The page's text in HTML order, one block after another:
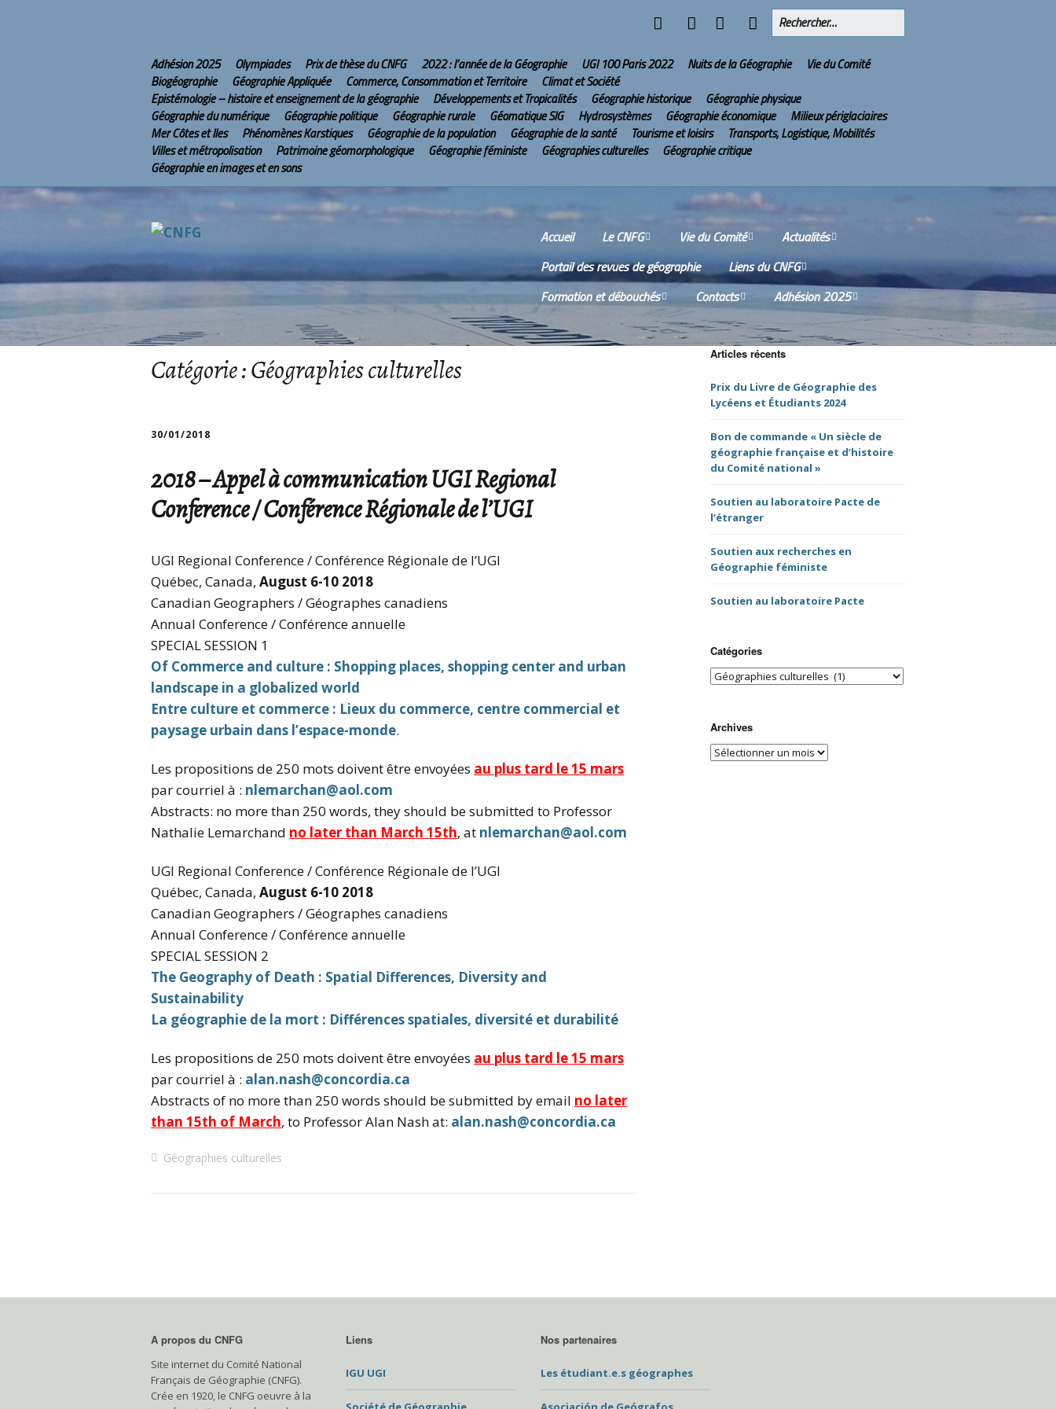
Adhésion 2025 Olympiades Prix de thèse du CNFG 2022 : l’année de la Géographie UGI 100 Paris 2022 Nuits de la Géographie
Vie du Comité
Biogéographie
Géographie Appliquée Commerce, Consommation et Territoire
Climat et Société
Epistémologie – histoire et enseignement de la géographie
Développements et Tropicalités Géographie historique
Géographie physique
Géographie du numérique
Géographie politique Géographie rurale Géomatique SIG Hydrosystèmes Géographie économique
Milieux périglaciaires
Mer Côtes et Iles
Phénomènes Karstiques Géographie de la population Géographie de la santé Tourisme et loisirs
Transports, Logistique, Mobilités
Villes et métropolisation
Patrimoine géomorphologique Géographie féministe Géographies culturelles
Géographie critique
Géographie en images et en sons
Accueil
Le CNFG
Le CNFG sur Internet
Conseil scientifique
Bureau
Vie du Comité
Commissions
Comptes-rendus des
réunions du Conseil
Scientifique
l’Assemblée Générale
du CNFG
Autres comptes-rendus
du CNFG
Prix du livre
Forums binationaux
Actualités
Olympiades Nationales
de Géographie
2022 : l’année de la
Géographie
Nuits de la Géographie
Prochains évènements
Portail des revues de géographie
Liens du CNFG
Nos partenaires
Formation et débouchés
Wikis
Contacts
Où sommes-nous ?
Adhésion 2025
Services aux adhérents
Catégorie :Géographies culturelles
30/01/2018
2018 – Appel à communication UGI Regional
Conference / Conférence Régionale de l’UGI
UGI Regional Conference / Conférence Régionale de l’UGI
Québec, Canada, August 6-10 2018
Canadian Geographers / Géographes canadiens
Annual Conference / Conférence annuelle
SPECIAL SESSION 1
Of Commerce and culture : Shopping places, shopping center and urban
landscape in a globalized world
Entre culture et commerce : Lieux du commerce, centre commercial et
paysage urbain dans l’espace-monde.
Les propositions de 250 mots doivent être envoyées au plus tard le 15 mars
par courriel à : nlemarchan@aol.com
Abstracts: no more than 250 words, they should be submitted to Professor
Nathalie Lemarchand no later than March 15th, at nlemarchan@aol.com
UGI Regional Conference / Conférence Régionale de l’UGI
Québec, Canada, August 6-10 2018
Canadian Geographers / Géographes canadiens
Annual Conference / Conférence annuelle
SPECIAL SESSION 2
The Geography of Death : Spatial Differences, Diversity and
Sustainability
La géographie de la mort : Différences spatiales, diversité et durabilité
Les propositions de 250 mots doivent être envoyées au plus tard le 15 mars
par courriel à : alan.nash@concordia.ca
Abstracts of no more than 250 words should be submitted by email no later
than 15th of March, to Professor Alan Nash at: alan.nash@concordia.ca
Géographies culturelles
Articles récents
Prix du Livre de Géographie des
Lycéens et Étudiants 2024
Bon de commande « Un siècle de
géographie française et d’histoire
du Comité national »
Soutien au laboratoire Pacte de
l’étranger
Soutien aux recherches en
Géographie féministe
Soutien au laboratoire Pacte
Catégories
Archives
A propos du CNFG
Site internet du Comité National
Français de Géographie (CNFG).
Crée en 1920, le CNFG oeuvre à la
Liens
IGU UGI
Nos partenaires
Les étudiant.e.s géographes